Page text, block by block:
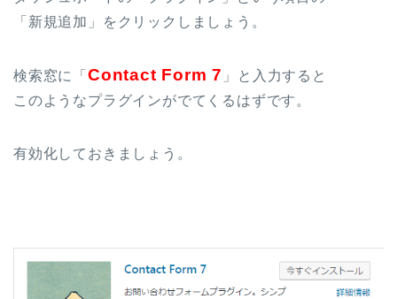
「新規追加」をクリックしましょう。
検索窓に「 Contact Form 7 」と入力すると
このようなプラグインがでてくるはずです。
有効化しておきましょう。